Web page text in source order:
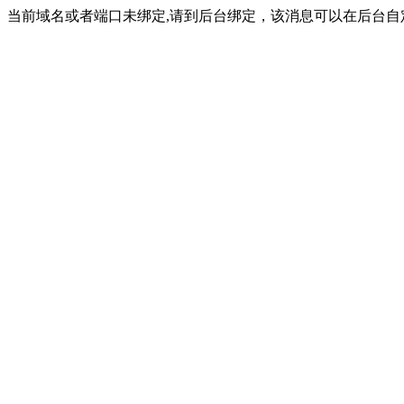
当前域名或者端口未绑定,请到后台绑定，该消息可以在后台自